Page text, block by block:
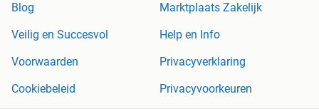
Blog
Marktplaats Zakelijk
Veilig en Succesvol
Help en Info
Voorwaarden
Privacyverklaring
Cookiebeleid
Privacyvoorkeuren